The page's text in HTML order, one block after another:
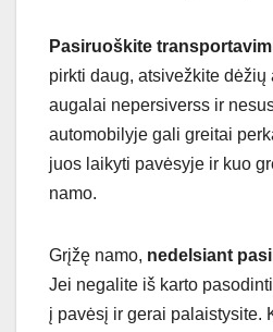
Pasiruoškite
pirkti daug, atsivežkite dėžių
augalai nepersiverss ir
automobilyje gali greitai
juos laikyti pavėsyje ir kuo
namo.
Grįžę namo, nedelsiant
Jei negalite iš karto
į pavėsį ir gerai palaistysite.